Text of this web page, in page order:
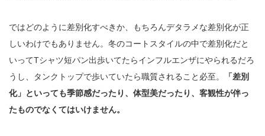
ではどのように差別化すべきか、もちろんデタラメな差別化が正
しいわけでもありません。冬のコートスタイルの中で差別化だと
いってTシャツ短パン出歩いてたらインフルエンザにやられるだろ
うし、タンクトップで歩いていたら職質されること必至。
「差別
化」といっても季節感だったり、体型美だったり、客観性が伴っ
たものでなくてはいけません。